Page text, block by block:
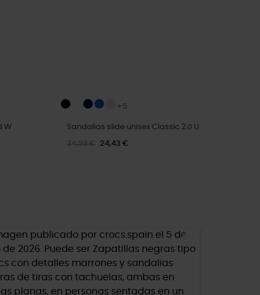
W
+5
Sandalias slide unisex Classic 2.0 U
34,99 € 24,43 €